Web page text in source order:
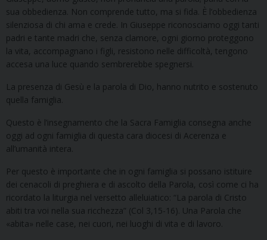
sua obbedienza. Non comprende tutto, ma si fida. È l’obbedienza
silenziosa di chi ama e crede. In Giuseppe riconosciamo oggi tanti
padri e tante madri che, senza clamore, ogni giorno proteggono
la vita, accompagnano i figli, resistono nelle difficoltà, tengono
accesa una luce quando sembrerebbe spegnersi.
La presenza di Gesù e la parola di Dio, hanno nutrito e sostenuto
quella famiglia.
Questo è l’insegnamento che la Sacra Famiglia consegna anche
oggi ad ogni famiglia di questa cara diocesi di Acerenza e
all’umanità intera.
Per questo è importante che in ogni famiglia si possano istituire
dei cenacoli di preghiera e di ascolto della Parola, così come ci ha
ricordato la liturgia nel versetto alleluiatico: “La parola di Cristo
abiti tra voi nella sua ricchezza” (Col 3,15-16). Una Parola che
«abita» nelle case, nei cuori, nei luoghi di vita e di lavoro.